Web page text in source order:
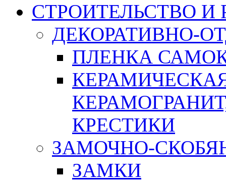
СТРОИТЕЛЬСТВО И
ДЕКОРАТИВНО-
ПЛЕНКА
КРЕСТИКИ
ЗАМОЧНО-
ЗАМКИ